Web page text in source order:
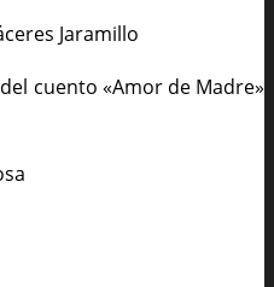
Jaramillo
cuento «Amor de Madre»